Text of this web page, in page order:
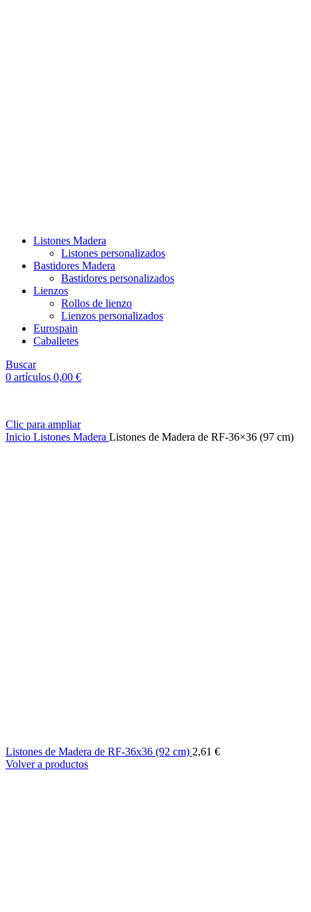
Listones Madera
Listones personalizados
Bastidores Madera
Bastidores personalizados
Lienzos
Rollos de lienzo
Lienzos personalizados
Eurospain
Caballetes
Buscar
0 artículos 0,00 €
Clic para ampliar
Inicio Listones Madera Listones de Madera de RF-36×36 (97 cm)
Listones de Madera de RF-36x36 (92 cm) 2,61 €
Volver a productos